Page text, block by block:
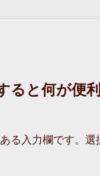
ると何が便
る入力欄です。